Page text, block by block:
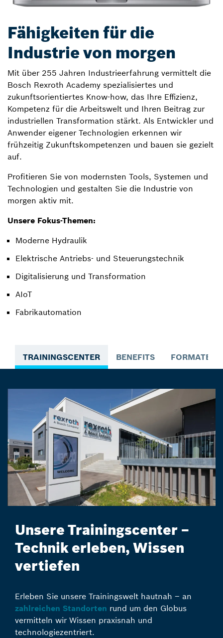
Fähigkeiten für die
Industrie von morgen
Mit über 255 Jahren Industrieerfahrung vermittelt die
Bosch Rexroth Academy spezialisiertes und
zukunftsorientiertes Know-how, das Ihre Effizienz,
Kompetenz für die Arbeitswelt und Ihren Beitrag zur
industriellen Transformation stärkt. Als Entwickler und
Anwender eigener Technologien erkennen wir
frühzeitig Zukunftskompetenzen und bauen sie gezielt
auf.
Profitieren Sie von modernsten Tools, Systemen und
Technologien und gestalten Sie die Industrie von
morgen aktiv mit.
Unsere Fokus-Themen:
Moderne Hydraulik
Elektrische Antriebs- und Steuerungstechnik
Digitalisierung und Transformation
AIoT
Fabrikautomation
TRAININGSCENTER BENEFITS FORMATE
Unsere Trainingscenter –
Technik erleben, Wissen
vertiefen
Erleben Sie unsere Trainingswelt hautnah – an
zahlreichen Standorten rund um den Globus
vermitteln wir Wissen praxisnah und
technologiezentriert.